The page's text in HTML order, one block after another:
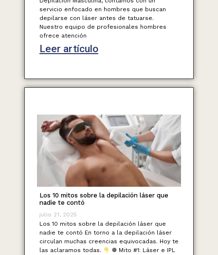
servicio enfocado en hombres que buscan
depilarse con láser antes de tatuarse.
Nuestro equipo de profesionales hombres
ofrece atención
Leer artículo
Los 10 mitos sobre la depilación láser que
nadie te contó
julio 21, 2025
Los 10 mitos sobre la depilación láser que
nadie te contó En torno a la depilación láser
circulan muchas creencias equivocadas. Hoy te
las aclaramos todas.
❆ Mito #1: Láser e IPL